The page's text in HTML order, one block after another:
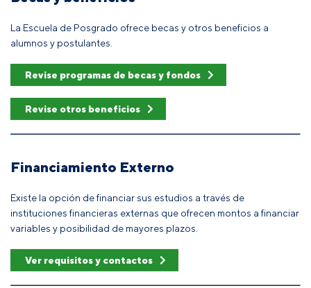
La Escuela de Posgrado ofrece becas y otros beneficios a
alumnos y postulantes.
Revise programas de becas y fondos
Revise otros beneficios
Financiamiento Externo
Existe la opción de financiar sus estudios a través de
instituciones financieras externas que ofrecen montos a financiar
variables y posibilidad de mayores plazos.
Ver requisitos y contactos